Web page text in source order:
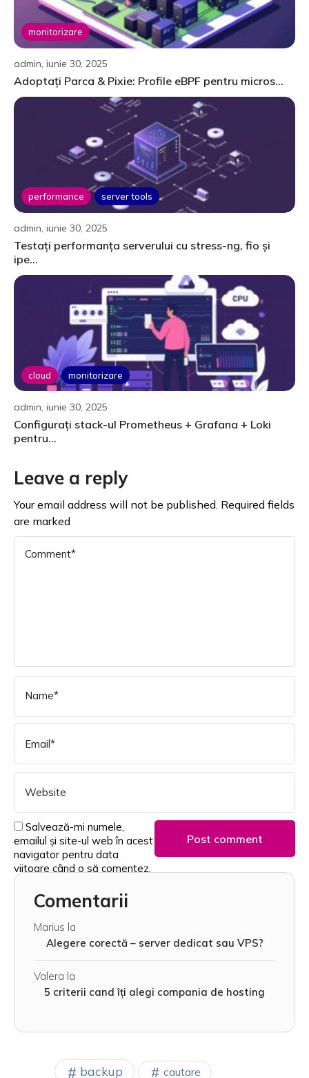
monitorizare
admin, iunie 30, 2025
Adoptați Parca & Pixie: Profile eBPF pentru micros...
performance server tools
admin, iunie 30, 2025
Testați performanța serverului cu stress-ng, fio și
ipe...
cloud monitorizare
admin, iunie 30, 2025
Configurați stack-ul Prometheus + Grafana + Loki
pentru...
Leave a reply
Your email address will not be published. Required fields
are marked
Salvează-mi numele,
emailul și site-ul web în acest
navigator pentru data
viitoare când o să comentez.
Comentarii
Marius la
Alegere corectă – server dedicat sau VPS?
Valera la
5 criterii cand îți alegi compania de hosting
backup cautare